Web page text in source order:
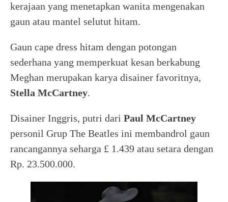
kerajaan yang menetapkan wanita mengenakan
gaun atau mantel selutut hitam.
Gaun cape dress hitam dengan potongan
sederhana yang memperkuat kesan berkabung
Meghan merupakan karya disainer favoritnya,
Stella McCartney.
Disainer Inggris, putri dari Paul McCartney
personil Grup The Beatles ini membandrol gaun
rancangannya seharga £ 1.439 atau setara dengan
Rp. 23.500.000.